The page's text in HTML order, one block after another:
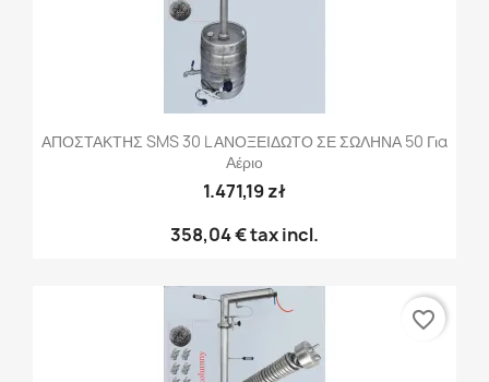
ΑΠΟΣΤΑΚΤΗΣ SMS 30 L ΑΝΟΞΕΙΔΩΤΟ ΣΕ ΣΩΛΗΝΑ 50 Για
Αέριο
1.471,19 zł
358,04 €tax incl.
favorite_border